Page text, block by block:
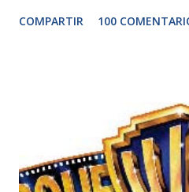
COMPARTIR 100